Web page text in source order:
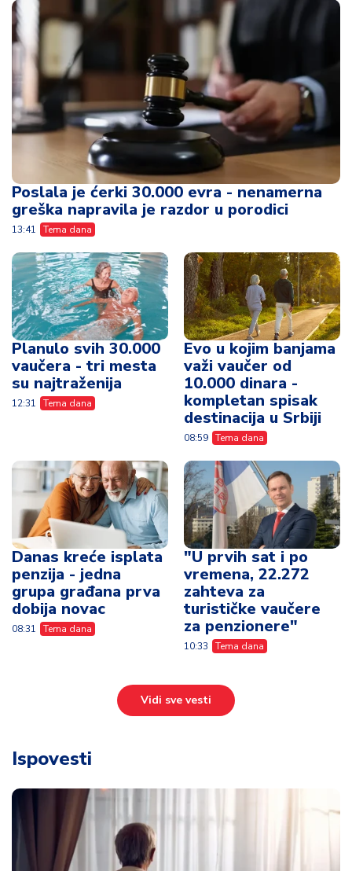
Poslala je ćerki 30.000 evra - nenamerna
greška napravila je razdor u porodici
Tema dana
Planulo svih 30.000
vaučera - tri mesta
su najtraženija
12:31 Tema dana
Evo u kojim banjama
važi vaučer od
kompletan spisak
destinacija u Srbiji
08:59 Tema dana
Danas kreće isplata
dobija novac
Tema dana
"U prvih sat i po
vremena, 22.272
zahteva za
turističke vaučere
za penzionere"
10:33 Tema dana
Vidi sve vesti
Ispovesti
„Najviše mi nije nedostajao posao, već
osećaj da vredim“ – Milorad (65) iskreno o